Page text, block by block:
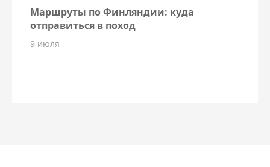
Маршруты по Финляндии: куда
отправиться в поход
9 июля